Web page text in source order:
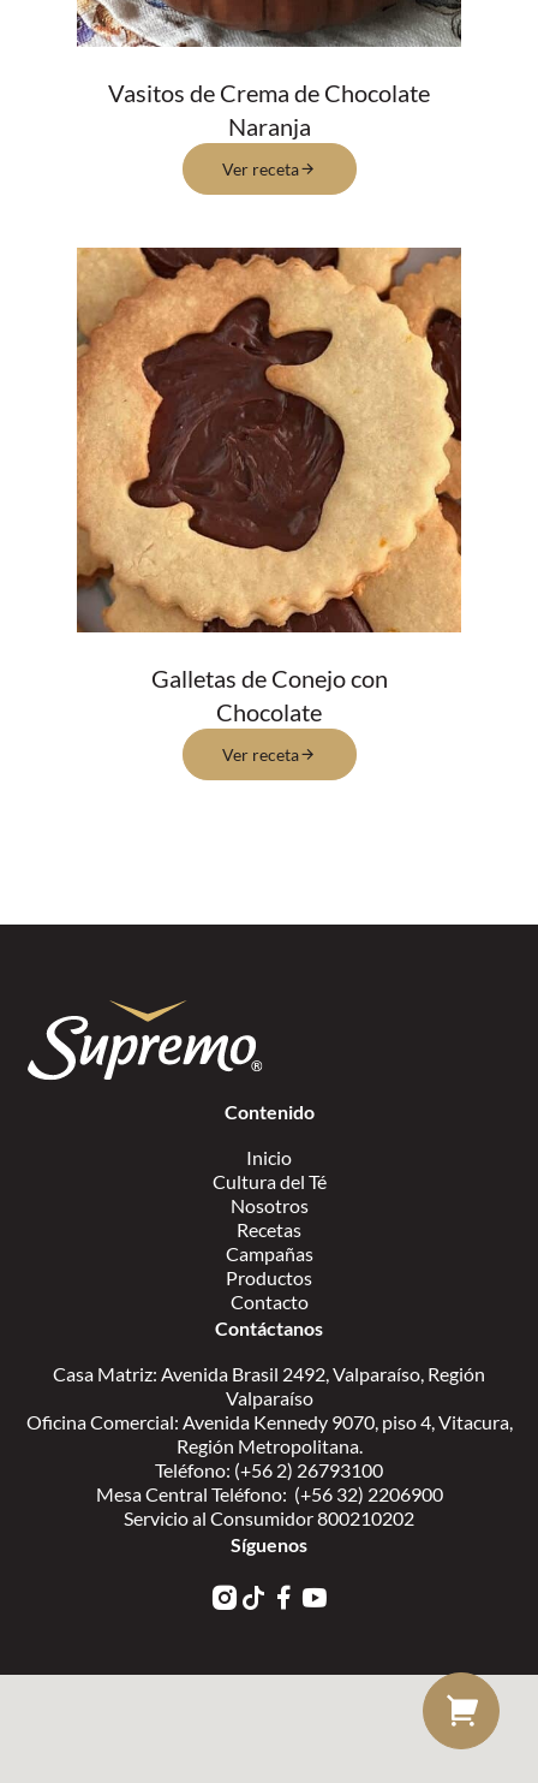
Vasitos de Crema de Chocolate
Naranja
Ver receta
Galletas de Conejo con
Chocolate
Ver receta
Contenido
Inicio
Cultura del Té
Nosotros
Recetas
Campañas
Productos
Contacto
Contáctanos
Casa Matriz: Avenida Brasil 2492, Valparaíso, Región
Valparaíso
Oficina Comercial: Avenida Kennedy 9070, piso 4, Vitacura,
Región Metropolitana.
Teléfono: (+56 2) 26793100
Mesa Central Teléfono: (+56 32) 2206900
Servicio al Consumidor 800210202
Síguenos